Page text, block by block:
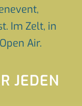
Im Zelt, in
Air.
JEDEN